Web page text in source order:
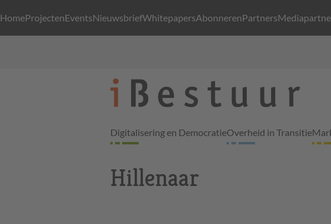
HomeProjectenEventsNieuwsbriefWhitepapersAbonnerenPartners
Digitalisering en DemocratieOverheid in Transitie
Hillenaar